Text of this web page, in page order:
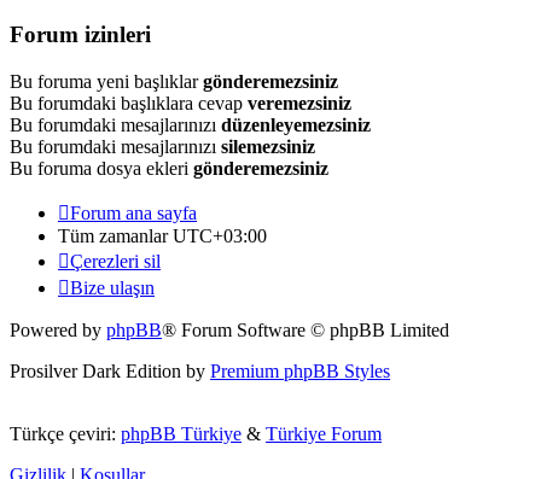
Forum izinleri
Bu foruma yeni başlıklargönderemezsiniz
Bu forumdaki başlıklara cevap veremezsiniz
Bu forumdaki mesajlarınızı düzenleyemezsiniz
Bu forumdaki mesajlarınızı silemezsiniz
Bu foruma dosya ekleri gönderemezsiniz
Forum ana sayfa
Tüm zamanlarUTC+03:00
Çerezleri sil
Bize ulaşın
Powered by phpBB® Forum Software © phpBB Limited
Prosilver Dark Edition by Premium phpBB Styles
Türkçe çeviri: phpBB Türkiye & Türkiye Forum
Gizlilik | Koşullar